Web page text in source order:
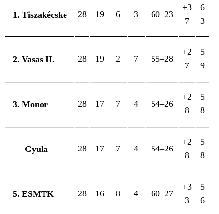
1. Tiszakécske 28 19 6 3 60–23
+3
7
6
3
2. Vasas II. 28 19 2 7 55–28
+2
7
5
9
3. Monor 28 17 7 4 54–26
+2
8
5
8
Gyula 28 17 7 4 54–26
+2
8
5
8
5. ESMTK 28 16 8 4 60–27
+3
3
5
6